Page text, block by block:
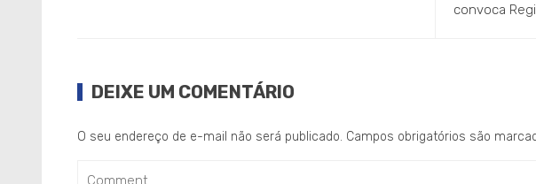
convoca
DEIXE UM COMENTÁRIO
O seu endereço de e-mail não será publicado. Campos obrigatórios são